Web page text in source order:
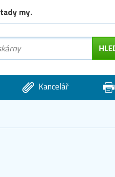
my.
Kancelář